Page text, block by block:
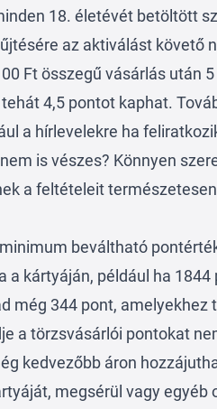
18. életévét betöltött
az aktiválást követő
Ft összegű vásárlás után
4,5 pontot kaphat.
a hírlevelekre ha
is vészes? Könnyen
a feltételeit
beváltható
a kártyáján, például ha
még 344 pont,
a törzsvásárlói pontokat
kedvezőbb áron
megsérül vagy